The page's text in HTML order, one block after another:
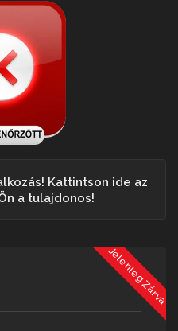
Kattintson ide az
a tulajdonos!
Jelenleg Zárva